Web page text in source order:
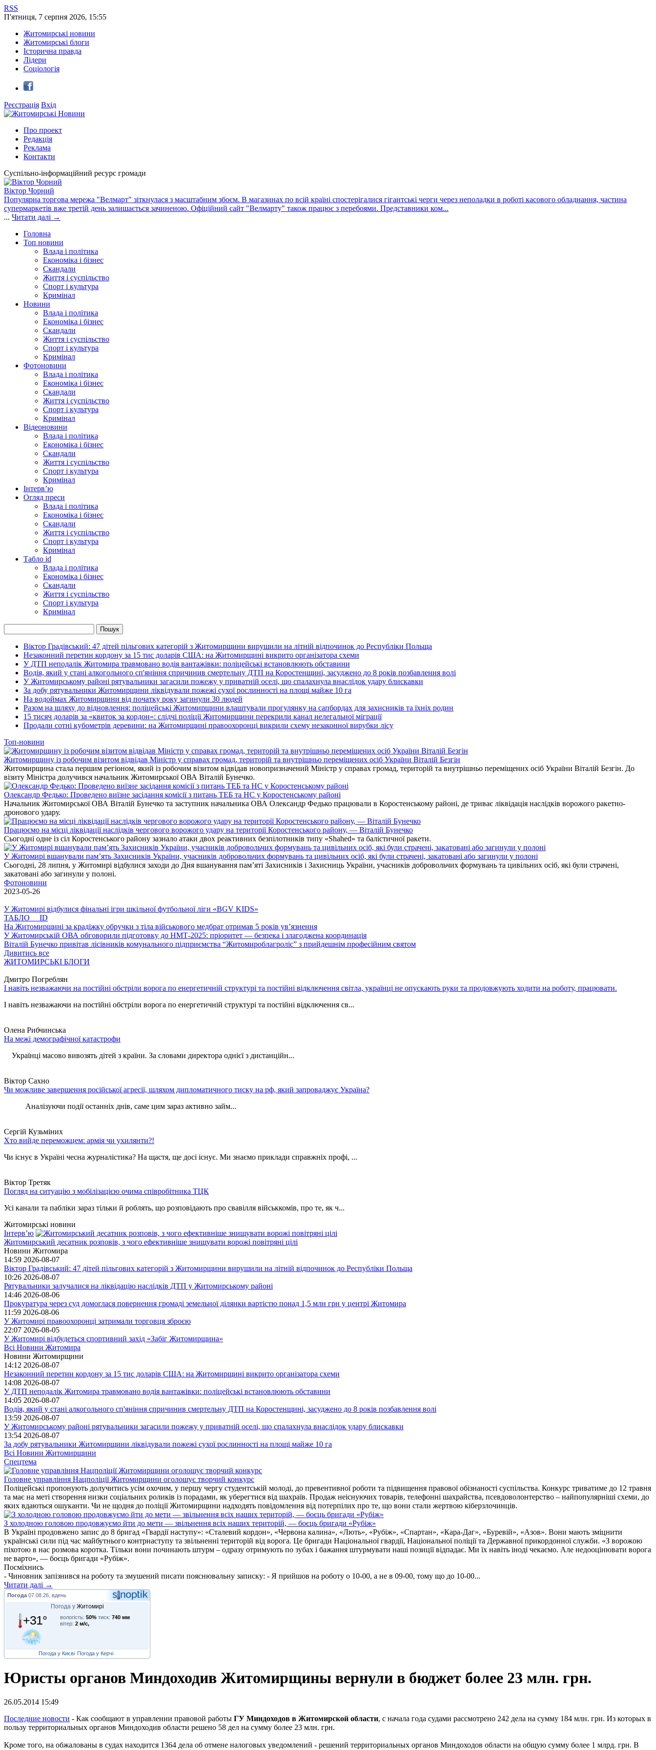
RSS
П'ятниця, 7 серпня 2026, 15:55
Житомирські новини
Житомирські блоги
Історична правда
Лідери
Соціологія
Реєстрація Вхід
Про проект
Редакція
Реклама
Контакти
Суспільно-інформаційний ресурс громади
Віктор Чорний
Популярна торгова мережа "Велмарт" зіткнулася з масштабним збоєм. В магазинах по всій країні спостерігалися гігантські черги через неполадки в роботі касового обладнання, частина
супермаркетів вже третій день залишається зачиненою. Офіційний сайт "Велмарту" також працює з перебоями. Представники ком...
... Читати далі →
Головна
Топ новини
Влада і політика
Економіка і бізнес
Скандали
Життя і суспільство
Спорт і культура
Кримінал
Новини
Влада і політика
Економіка і бізнес
Скандали
Життя і суспільство
Спорт і культура
Кримінал
Фотоновини
Влада і політика
Економіка і бізнес
Скандали
Життя і суспільство
Спорт і культура
Кримінал
Відеоновини
Влада і політика
Економіка і бізнес
Скандали
Життя і суспільство
Спорт і культура
Кримінал
Інтерв’ю
Огляд преси
Влада і політика
Економіка і бізнес
Скандали
Життя і суспільство
Спорт і культура
Кримінал
Табло id
Влада і політика
Економіка і бізнес
Скандали
Життя і суспільство
Спорт і культура
Кримінал
Віктор Градівський: 47 дітей пільгових категорій з Житомирщини вирушили на літній відпочинок до Республіки Польща
Незаконний перетин кордону за 15 тис доларів США: на Житомирщині викрито організатора схеми
У ДТП неподалік Житомира травмовано водія вантажівки: поліцейські встановлюють обставини
Водія, який у стані алкогольного сп'яніння спричинив смертельну ДТП на Коростенщині, засуджено до 8 років позбавлення волі
У Житомирському районі рятувальники загасили пожежу у приватній оселі, що спалахнула внаслідок удару блискавки
За добу рятувальники Житомирщини ліквідували пожежі сухої рослинності на площі майже 10 га
На водоймах Житомирщини від початку року загинули 30 людей
Разом на шляху до відновлення: поліцейські Житомирщини влаштували прогулянку на сапбордах для захисників та їхніх родин
15 тисяч доларів за «квиток за кордон»: слідчі поліції Житомирщини перекрили канал нелегальної міграції
Продали сотні кубометрів деревини: на Житомирщині правоохоронці викрили схему незаконної вирубки лісу
Топ-новини
Житомирщину із робочим візитом відвідав Міністр у справах громад, територій та внутрішньо переміщених осіб України Віталій Безгін
Житомирщина стала першим регіоном, який із робочим візитом відвідав новопризначений Міністр у справах громад, територій та внутрішньо переміщених осіб України Віталій Безгін. До
візиту Міністра долучився начальник Житомирської ОВА Віталій Бунечко.
Олександр Федько: Проведено виїзне засідання комісії з питань ТЕБ та НС у Коростенському районі
Начальник Житомирської ОВА Віталій Бунечко та заступник начальника ОВА Олександр Федько працювали в Коростенському районі, де триває ліквідація наслідків ворожого ракетно-
дронового удару.
Працюємо на місці ліквідації наслідків чергового ворожого удару на території Коростенського району, — Віталій Бунечко
Сьогодні одне із сіл Коростенського району зазнало атаки двох реактивних безпілотників типу «Shahed» та балістичної ракети.
У Житомирі вшанували пам’ять Захисників України, учасників добровольчих формувань та цивільних осіб, які були страчені, закатовані або загинули у полоні
Сьогодні, 28 липня, у Житомирі відбулися заходи до Дня вшанування пам’яті Захисників і Захисниць України, учасників добровольчих формувань та цивільних осіб, які були страчені,
закатовані або загинули у полоні.
Фотоновини
2023-05-26
У Житомирі відбулися фінальні ігри шкільної футбольної ліги «BGV KIDS»
ТАБЛО ID
На Житомирщині за крадіжку обручки з тіла військового медбрат отримав 5 років ув’язнення
У Житомирській ОВА обговорили підготовку до НМТ-2025: пріоритет — безпека і злагоджена координація
Віталій Бунечко привітав лісівників комунального підприємства “Житомироблагроліс” з прийдешнім професійним святом
Дивитись все
ЖИТОМИРСЬКІ БЛОГИ
Дмитро Погреблян
І навіть незважаючи на постійні обстріли ворога по енергетичній структурі та постійні відключення світла, українці не опускають руки та продовжують ходити на роботу, працювати.
І навіть незважаючи на постійні обстріли ворога по енергетичній структурі та постійні відключення св...
Олена Рибчинська
На межі демографічної катастрофи
Українці масово вивозять дітей з країни. За словами директора однієї з дистанційн...
Віктор Сахно
Чи можливе завершення російської агресії, шляхом дипломатичного тиску на рф, який запроваджує Україна?
Аналізуючи події останніх днів, саме цим зараз активно займ...
Сергій Кузьміних
Хто вийде переможцем: армія чи ухилянти?!
Чи існує в Україні чесна журналістика? На щастя, ще досі існує. Ми знаємо приклади справжніх профі, ...
Віктор Третяк
Погляд на ситуацію з мобілізацією очима співробітника ТЦК
Усі канали та пабліки зараз тільки й роблять, що розповідають про свавілля військкомів, про те, як ч...
Житомирські новини
Інтерв’ю
Житомирський десатник розповів, з чого ефективніше знищувати ворожі повітряні цілі
Новини Житомира
14:59 2026-08-07
Віктор Градівський: 47 дітей пільгових категорій з Житомирщини вирушили на літній відпочинок до Республіки Польща
10:26 2026-08-07
Рятувальники залучалися на ліквідацію наслідків ДТП у Житомирському районі
14:46 2026-08-06
Прокуратура через суд домоглася повернення громаді земельної ділянки вартістю понад 1,5 млн грн у центрі Житомира
11:59 2026-08-06
У Житомирі правоохоронці затримали торговця зброєю
22:07 2026-08-05
У Житомирі відбудеться спортивний захід «Забіг Житомирщина»
Всі Новини Житомира
Новини Житомирщини
14:12 2026-08-07
Незаконний перетин кордону за 15 тис доларів США: на Житомирщині викрито організатора схеми
14:08 2026-08-07
У ДТП неподалік Житомира травмовано водія вантажівки: поліцейські встановлюють обставини
14:05 2026-08-07
Водія, який у стані алкогольного сп'яніння спричинив смертельну ДТП на Коростенщині, засуджено до 8 років позбавлення волі
13:59 2026-08-07
У Житомирському районі рятувальники загасили пожежу у приватній оселі, що спалахнула внаслідок удару блискавки
13:54 2026-08-07
За добу рятувальники Житомирщини ліквідували пожежі сухої рослинності на площі майже 10 га
Всі Новини Житомирщини
Спецтема
Головне управління Нацполіції Житомирщини оголошує творчий конкурс
Поліцейські пропонують долучитись усім охочим, у першу чергу студентській молоді, до превентивної роботи та підвищення правової обізнаності суспільства. Конкурс триватиме до 12 травня
та має на меті створення низки соціальних роликів із порадами, як уберегтися від шахраїв. Продаж неіснуючих товарів, телефонні шахрайства, псевдоволонтерство – найпопулярніші схеми, до
яких вдаються ошуканти. Чи не щодня до поліції Житомирщини надходять повідомлення від потерпілих про те, що вони стали жертвою кіберзлочинців.
З холодною головою продовжуємо йти до мети — звільнення всіх наших територій, — боєць бригади «Рубіж»
В Україні продовжено запис до 8 бригад «Гвардії наступу»: «Сталевий кордон», «Червона калина», «Лють», «Рубіж», «Спартан», «Кара-Даг», «Буревій», «Азов». Вони мають зміцнити
українські сили під час майбутнього контрнаступу та звільненні територій від ворога. Це бригади Національної гвардії, Національної поліції та Державної прикордонної служби. «З ворожою
піхотою в нас розмова коротка. Тільки вони починають штурм – одразу отримують по зубах і бажання штурмувати наші позиції відпадає. Ми їх навіть іноді чекаємо. Але недооцінювати ворога
не варто», — боєць бригади «Рубіж».
Посміхнись
- Чиновник запізнився на роботу та змушений писати пояснювальну записку: - Я прийшов на роботу о 10-00, а не в 09-00, тому що до 10-00...
Читати далі →
Погода 07.08.26, вдень
Погода у Житомирі
+31° вологість: 50% тиск: 740 мм
вітер: 2 м/с,
Погода у Києві Погода у Керчі
Юристы органов Миндоходив Житомирщины вернули в бюджет более 23 млн. грн.
26.05.2014 15:49
Последние новости - Как сообщают в управлении правовой работы ГУ Миндоходов в Житомирской области, с начала года судами рассмотрено 242 дела на сумму 184 млн. грн. Из которых в
пользу территориальных органов Миндоходив области решено 58 дел на сумму более 23 млн. грн.
Кроме того, на обжалованы в судах находится 1364 дела об отмене налоговых уведомлений - решений территориальных органов Миндоходов области на общую сумму более 1 млрд. грн. В